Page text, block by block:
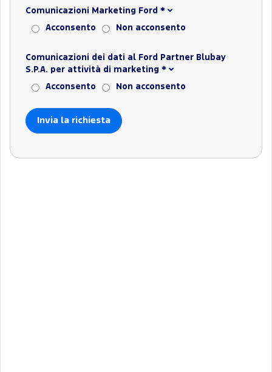
Comunicazioni Marketing Ford *
Acconsento Non acconsento
Comunicazioni dei dati al Ford Partner Blubay
S.P.A. per attività di marketing *
Acconsento Non acconsento